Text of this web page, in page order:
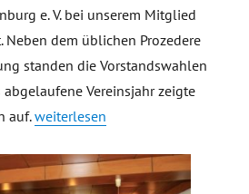
e. V. bei unserem Mitglied
Neben dem üblichen Prozedere
standen die Vorstandswahlen
Vereinsjahr zeigte
auf.„Mitgliederversammlung #TGVeb
weiterlesen